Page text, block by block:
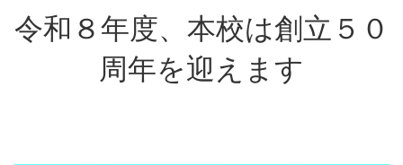
令和８年度、本校は創立５０
周年を迎えます